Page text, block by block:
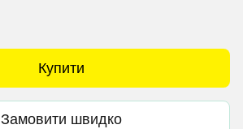
Купити
Замовити швидко